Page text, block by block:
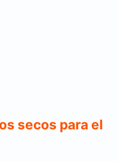
secos para el